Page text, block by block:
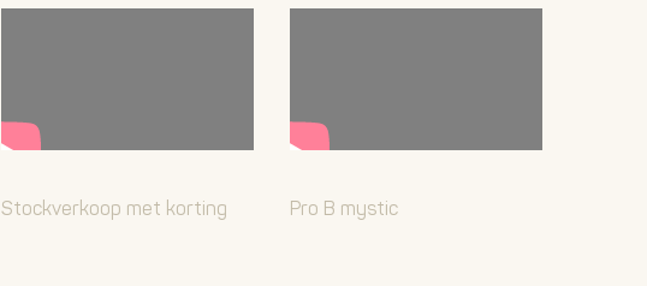
Stockverkoop met korting Pro B mystic